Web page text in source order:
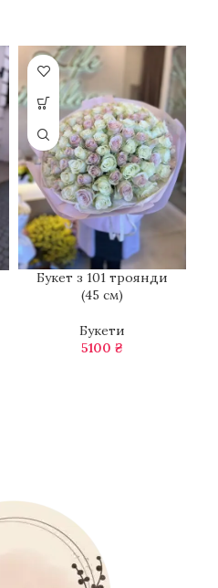
Букет з 101 троянди
(45 см)
Букети
5100 ₴